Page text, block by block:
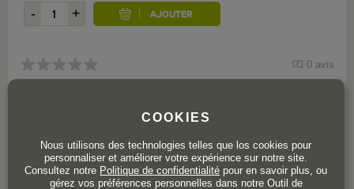
0 avis
Ermitage
M. Chapoutier Ermitage Le Méal
2022
COOKIES
Nous utilisons des technologies telles que los cookies pour
personnaliser et améliorer votre expérience sur notre site.
Consultez notre Politique de confidentialité pour en savoir plus, ou
gérez vos préférences personnelles dans notre Outil de